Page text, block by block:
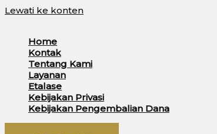
Lewati ke konten
Home
Kontak
Tentang Kami
Layanan
Etalase
Kebijakan Privasi
Kebijakan Pengembalian Dana